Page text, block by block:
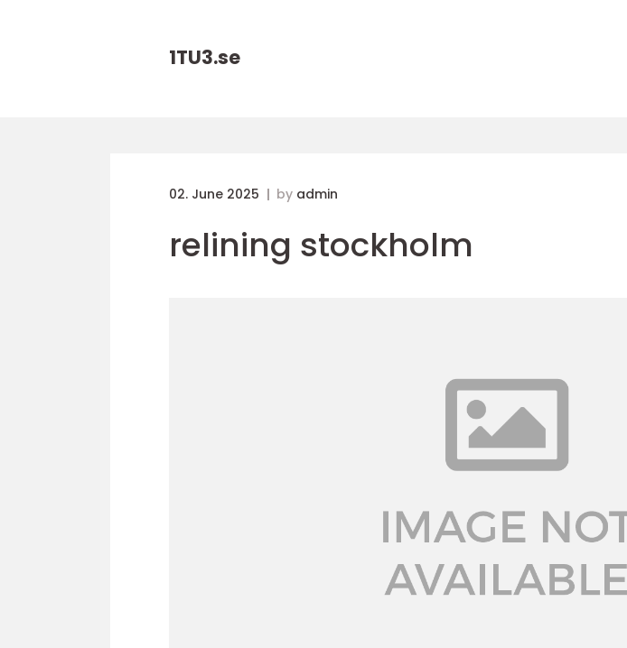
1TU3.se
02. June 2025 by admin
relining stockholm